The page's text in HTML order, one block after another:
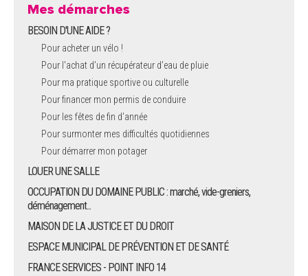
Mes démarches
BESOIN D'UNE AIDE ?
Pour acheter un vélo !
Pour l'achat d’un récupérateur d’eau de pluie
Pour ma pratique sportive ou culturelle
Pour financer mon permis de conduire
Pour les fêtes de fin d'année
Pour surmonter mes difficultés quotidiennes
Pour démarrer mon potager
LOUER UNE SALLE
OCCUPATION DU DOMAINE PUBLIC : marché, vide-greniers,
déménagement...
MAISON DE LA JUSTICE ET DU DROIT
ESPACE MUNICIPAL DE PRÉVENTION ET DE SANTÉ
FRANCE SERVICES - POINT INFO 14